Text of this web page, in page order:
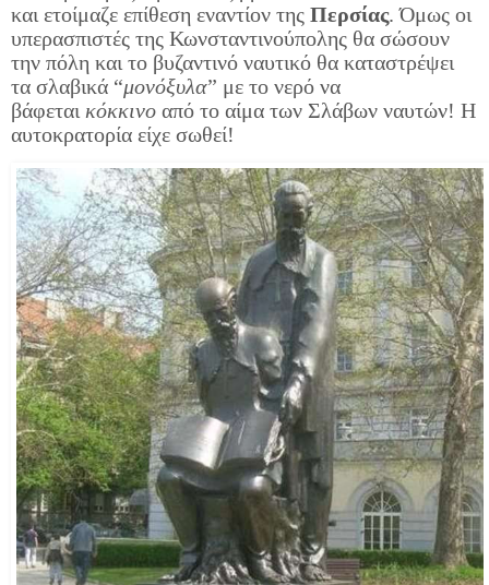
και ετοίμαζε επίθεση εναντίον της Περσίας. Όμως οι
υπερασπιστές της Κωνσταντινούπολης θα σώσουν
την πόλη και το βυζαντινό ναυτικό θα καταστρέψει
τα σλαβικά “μονόξυλα” με το νερό να
βάφεται κόκκινο από το αίμα των Σλάβων ναυτών! Η
αυτοκρατορία είχε σωθεί!